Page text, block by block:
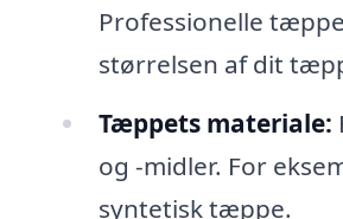
Professionelle
størrelsen af dit
Tæppets materiale:
og -midler. For
syntetisk tæppe.